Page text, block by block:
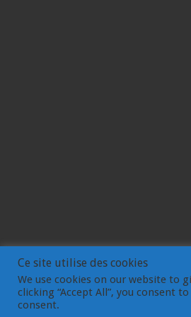
© Gemdev 2003-
Ce site utilise des cookies
We use cookies on our website to
clicking “Accept All”, you consent
consent.